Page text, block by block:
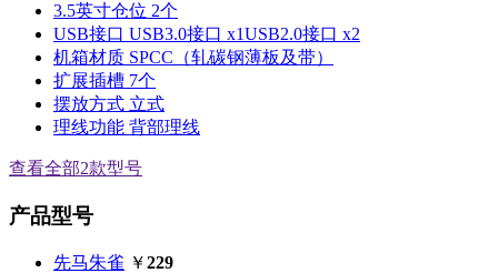
3.5英寸仓位 2个
USB接口 USB3.0接口 x1USB2.0接口 x2
机箱材质 SPCC（轧碳钢薄板及带）
扩展插槽 7个
摆放方式 立式
理线功能 背部理线
查看全部2款型号
产品型号
先马朱雀 ￥229